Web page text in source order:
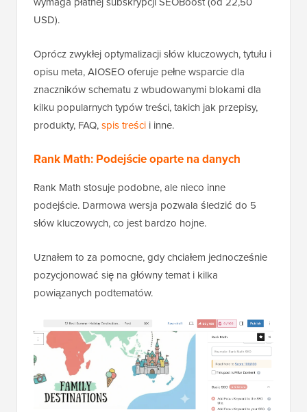
USD).
Oprócz zwykłej optymalizacji słów kluczowych, tytułu i
opisu meta, AIOSEO oferuje pełne wsparcie dla
znaczników schematu z wbudowanymi blokami dla
kilku popularnych typów treści, takich jak przepisy,
produkty, FAQ,spis treści i inne.
Rank Math: Podejście oparte na danych
Rank Math stosuje podobne, ale nieco inne
podejście. Darmowa wersja pozwala śledzić do 5
słów kluczowych, co jest bardzo hojne.
Uznałem to za pomocne, gdy chciałem jednocześnie
pozycjonować się na główny temat i kilka
powiązanych podtematów.